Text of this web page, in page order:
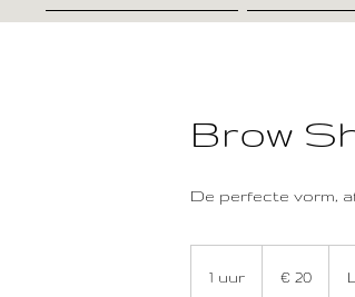
Brow
De perfecte vorm,
1 uur € 20